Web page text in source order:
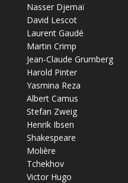
Nasser Djemaï
David Lescot
Laurent Gaudé
Martin Crimp
Jean-Claude Grumberg
Harold Pinter
Yasmina Reza
Albert Camus
Stefan Zweig
Henrik Ibsen
Shakespeare
Molière
Tchekhov
Victor Hugo